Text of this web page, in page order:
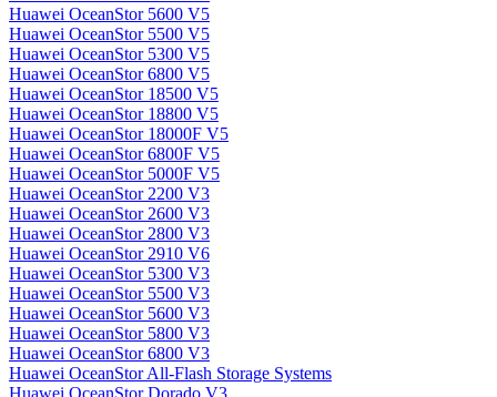
Huawei OceanStor 5600 V5
Huawei OceanStor 5500 V5
Huawei OceanStor 5300 V5
Huawei OceanStor 6800 V5
Huawei OceanStor 18500 V5
Huawei OceanStor 18800 V5
Huawei OceanStor 18000F V5
Huawei OceanStor 6800F V5
Huawei OceanStor 5000F V5
Huawei OceanStor 2200 V3
Huawei OceanStor 2600 V3
Huawei OceanStor 2800 V3
Huawei OceanStor 2910 V6
Huawei OceanStor 5300 V3
Huawei OceanStor 5500 V3
Huawei OceanStor 5600 V3
Huawei OceanStor 5800 V3
Huawei OceanStor 6800 V3
Huawei OceanStor All-Flash Storage Systems
Huawei OceanStor Dorado V3